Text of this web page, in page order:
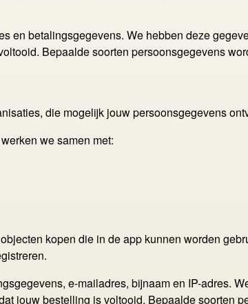
en betalingsgegevens. We hebben deze
Bepaalde soorten persoonsgegevens
die mogelijk jouw persoonsgegevens
we samen met:
kopen die in de app kunnen worden
e-mailadres, bijnaam en IP-adres.
jouw bestelling is voltooid. Bepaalde soorten